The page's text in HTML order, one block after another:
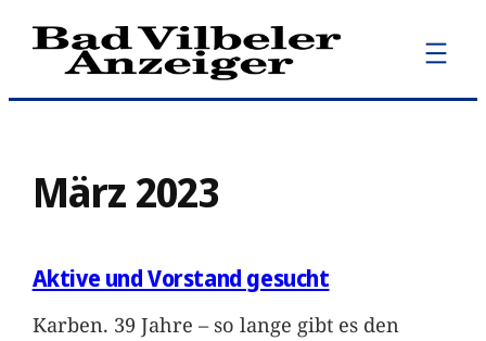
Zum
Inhalt
März 2023
Aktive und Vorstand gesucht
Karben. 39 Jahre – so lange gibt es den